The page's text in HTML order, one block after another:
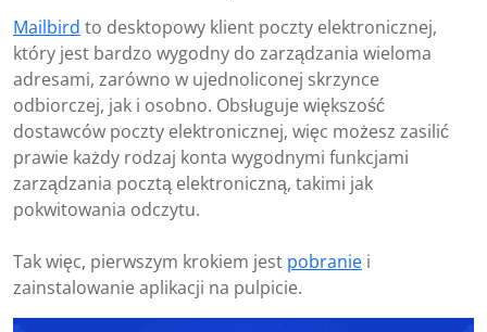
Mailbird to desktopowy klient poczty elektronicznej,
który jest bardzo wygodny do zarządzania wieloma
adresami, zarówno w ujednoliconej skrzynce
odbiorczej, jak i osobno. Obsługuje większość
dostawców poczty elektronicznej, więc możesz zasilić
prawie każdy rodzaj konta wygodnymi funkcjami
zarządzania pocztą elektroniczną, takimi jak
pokwitowania odczytu.
Tak więc, pierwszym krokiem jest pobranie i
zainstalowanie aplikacji na pulpicie.